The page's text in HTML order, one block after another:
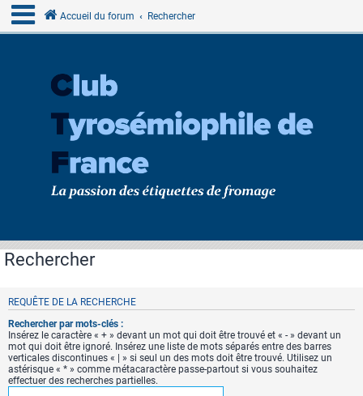
Accueil du forum Rechercher
Rechercher
REQUÊTE DE LA RECHERCHE
Rechercher par mots-clés :
Insérez le caractère « + » devant un mot qui doit être trouvé et « - » devant un
mot qui doit être ignoré. Insérez une liste de mots séparés entre des barres
verticales discontinues « | » si seul un des mots doit être trouvé. Utilisez un
astérisque « * » comme métacaractère passe-partout si vous souhaitez
effectuer des recherches partielles.